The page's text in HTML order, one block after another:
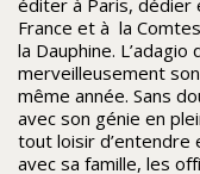
éditer à Paris, dédier
France et à la
la Dauphine.
merveilleusement
même année. Sans
avec son génie en
tout loisir
avec sa famille, les